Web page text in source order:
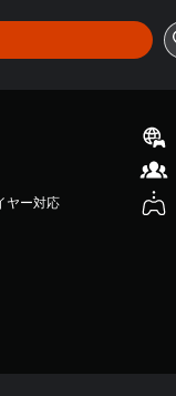
ヤー対応